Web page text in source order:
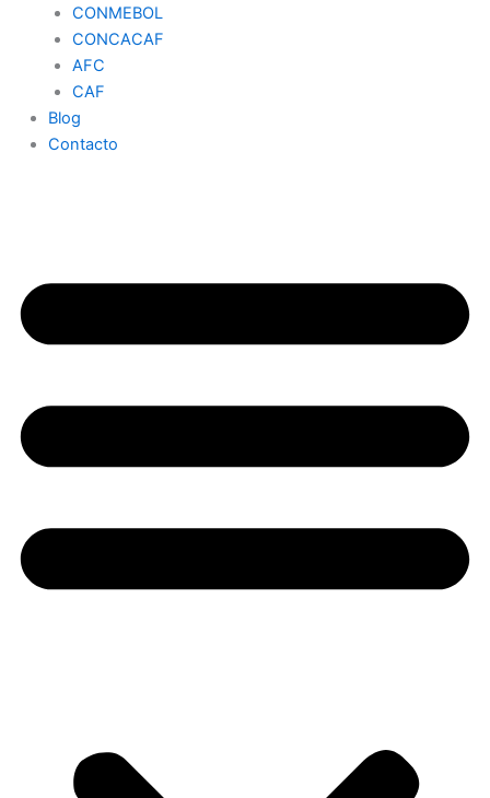
CONMEBOL
CONCACAF
AFC
CAF
Blog
Contacto